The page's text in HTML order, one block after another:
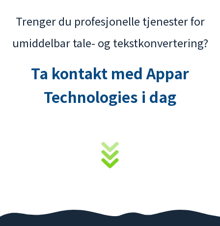
Trenger du profesjonelle tjenester for
umiddelbar tale- og tekstkonvertering?
Ta kontakt med Appar
Technologies i dag